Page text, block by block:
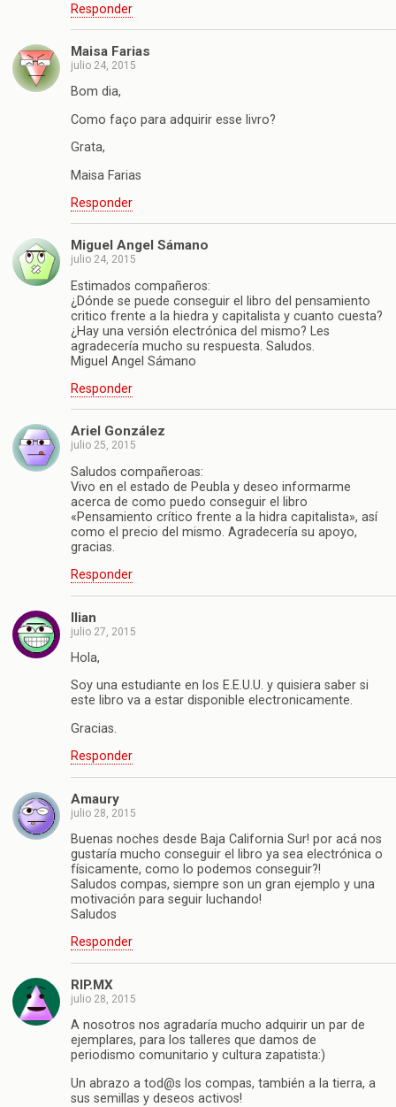
Responder
Maisa Farias
julio 24, 2015
Bom dia,
Como faço para adquirir esse livro?
Grata,
Maisa Farias
Responder
Miguel Angel Sámano
julio 24, 2015
Estimados compañeros:
¿Dónde se puede conseguir el libro del pensamiento
critico frente a la hiedra y capitalista y cuanto cuesta?
¿Hay una versión electrónica del mismo? Les
agradecería mucho su respuesta. Saludos.
Miguel Angel Sámano
Responder
Ariel González
julio 25, 2015
Saludos compañeroas:
Vivo en el estado de Peubla y deseo informarme
acerca de como puedo conseguir el libro
«Pensamiento crítico frente a la hidra capitalista», así
como el precio del mismo. Agradecería su apoyo,
gracias.
Responder
Ilian
julio 27, 2015
Hola,
Soy una estudiante en los E.E.U.U. y quisiera saber si
este libro va a estar disponible electronicamente.
Gracias.
Responder
Amaury
julio 28, 2015
Buenas noches desde Baja California Sur! por acá nos
gustaría mucho conseguir el libro ya sea electrónica o
físicamente, como lo podemos conseguir?!
Saludos compas, siempre son un gran ejemplo y una
motivación para seguir luchando!
Saludos
Responder
RIP.MX
julio 28, 2015
A nosotros nos agradaría mucho adquirir un par de
ejemplares, para los talleres que damos de
periodismo comunitario y cultura zapatista:)
Un abrazo a tod@s los compas, también a la tierra, a
sus semillas y deseos activos!